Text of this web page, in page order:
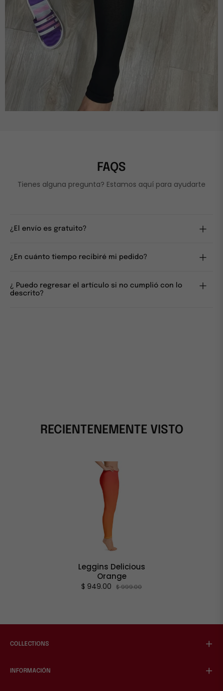
FAQS
Tienes alguna pregunta? Estamos aquí para ayudarte
¿El envío es gratuito?
¿En cuánto tiempo recibiré mi pedido?
¿ Puedo regresar el artículo si no cumplió con lo
descrito?
RECIENTENEMENTE VISTO
Leggins Delicious
Orange
$ 949.00 $ 999.00
COLLECTIONS
INFORMACIÓN